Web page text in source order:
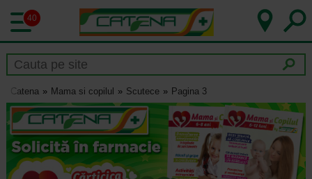
40
Catena Mama si copilul Scutece Pagina 3